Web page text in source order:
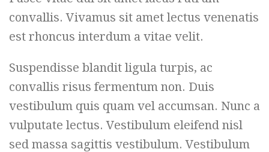
convallis. Vivamus sit amet lectus venenatis
est rhoncus interdum a vitae velit.
Suspendisse blandit ligula turpis, ac
convallis risus fermentum non. Duis
vestibulum quis quam vel accumsan. Nunc a
vulputate lectus. Vestibulum eleifend nisl
sed massa sagittis vestibulum. Vestibulum